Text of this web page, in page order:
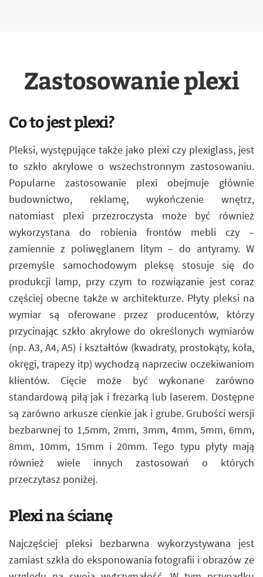
Zastosowanie plexi
Co to jest plexi?
Pleksi, występujące także jako plexi czy plexiglass, jest
to szkło akrylowe o wszechstronnym zastosowaniu.
Popularne zastosowanie plexi obejmuje głównie
budownictwo, reklamę, wykończenie wnętrz,
natomiast plexi przezroczysta może być również
wykorzystana do robienia frontów mebli czy –
zamiennie z poliwęglanem litym – do antyramy. W
przemyśle samochodowym pleksę stosuje się do
produkcji lamp, przy czym to rozwiązanie jest coraz
częściej obecne także w architekturze. Płyty pleksi na
wymiar są oferowane przez producentów, którzy
przycinając szkło akrylowe do określonych wymiarów
(np. A3, A4, A5) i kształtów (kwadraty, prostokąty, koła,
okręgi, trapezy itp) wychodzą naprzeciw oczekiwaniom
klientów. Cięcie może być wykonane zarówno
standardową piłą jak i frezarką lub laserem. Dostępne
są zarówno arkusze cienkie jak i grube. Grubości wersji
bezbarwnej to 1,5mm, 2mm, 3mm, 4mm, 5mm, 6mm,
8mm, 10mm, 15mm i 20mm. Tego typu płyty mają
również wiele innych zastosowań o których
przeczytasz poniżej.
Plexi na ścianę
Najczęściej pleksi bezbarwna wykorzystywana jest
zamiast szkła do eksponowania fotografii i obrazów ze